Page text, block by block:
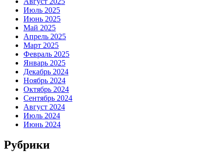
Июль 2025
Июнь 2025
Май 2025
Апрель 2025
Март 2025
Февраль 2025
Январь 2025
Декабрь 2024
Ноябрь 2024
Октябрь 2024
Сентябрь 2024
Август 2024
Июль 2024
Июнь 2024
Рубрики